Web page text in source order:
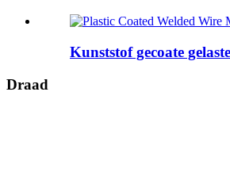
Kunststof gecoate
Draad